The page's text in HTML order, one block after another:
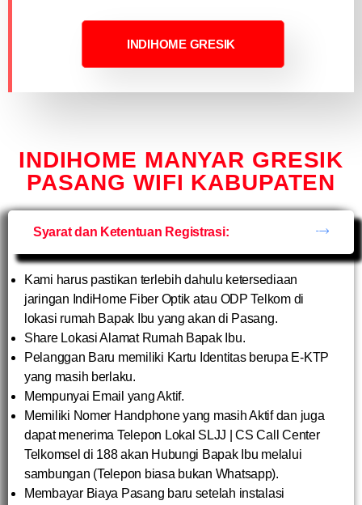
INDIHOME GRESIK
INDIHOME MANYAR GRESIK
PASANG WIFI KABUPATEN
Syarat dan Ketentuan Registrasi:
Kami harus pastikan terlebih dahulu ketersediaan
jaringan IndiHome Fiber Optik atau ODP Telkom di
lokasi rumah Bapak Ibu yang akan di Pasang.
Share Lokasi Alamat Rumah Bapak Ibu.
Pelanggan Baru memiliki Kartu Identitas berupa E-KTP
yang masih berlaku.
Mempunyai Email yang Aktif.
Memiliki Nomer Handphone yang masih Aktif dan juga
dapat menerima Telepon Lokal SLJJ | CS Call Center
Telkomsel di 188 akan Hubungi Bapak Ibu melalui
sambungan (Telepon biasa bukan Whatsapp).
Membayar Biaya Pasang baru setelah instalasi